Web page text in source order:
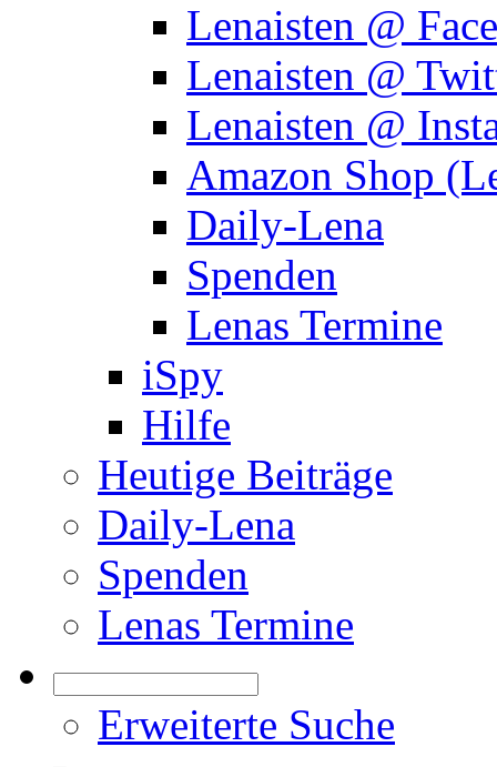
Lenaisten @
Lenaisten @
Lenaisten @
Amazon Shop
Daily-Lena
Spenden
Lenas Termine
iSpy
Hilfe
Heutige Beiträge
Daily-Lena
Spenden
Lenas Termine
Erweiterte Suche